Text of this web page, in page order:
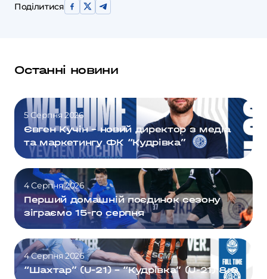
Поділитися
Останні новини
5 Серпня 2026
Євген Кучін – новий директор з медіа
та маркетингу ФК “Кудрівка”
4 Серпня 2026
Перший домашній поєдинок сезону
зіграємо 15-го серпня
4 Серпня 2026
“Шахтар” (U-21) – “Кудрівка” (U-21) 8:0